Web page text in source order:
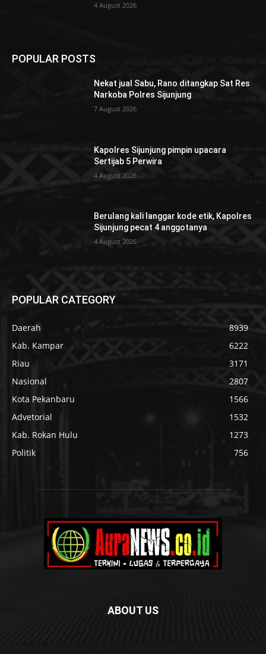
4 August 2026
POPULAR POSTS
Nekat jual Sabu, Rano ditangkap Sat Res
Narkoba Polres Sijunjung
7 August 2026
Kapolres Sijunjung pimpin upacara
Sertijab 5 Perwira
4 August 2026
Berulang kali langgar kode etik, Kapolres
Sijunjung pecat 4 anggotanya
4 August 2026
POPULAR CATEGORY
Daerah
8939
Kab. Kampar
6222
Riau
3171
Nasional
2807
Kota Pekanbaru
1566
Advetorial
1532
Kab. Rokan Hulu
1273
Politik
756
ABOUT US